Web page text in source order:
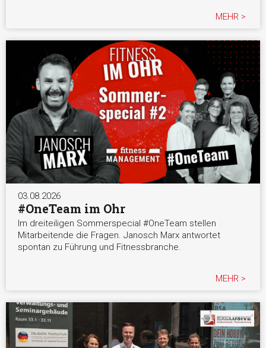
MEHR >
03.08.2026
#OneTeam im Ohr
Im dreiteiligen Sommerspecial #OneTeam stellen
Mitarbeitende die Fragen. Janosch Marx antwortet
spontan zu Führung und Fitnessbranche.
MEHR >